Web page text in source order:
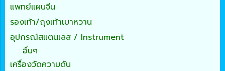
แพทย์แผนจีน
รองเท้า/ถุงเท้าเบาหวาน
อุปกรณ์สแตนเลส / Instrument
อื่นๆ
เครื่องวัดความดัน